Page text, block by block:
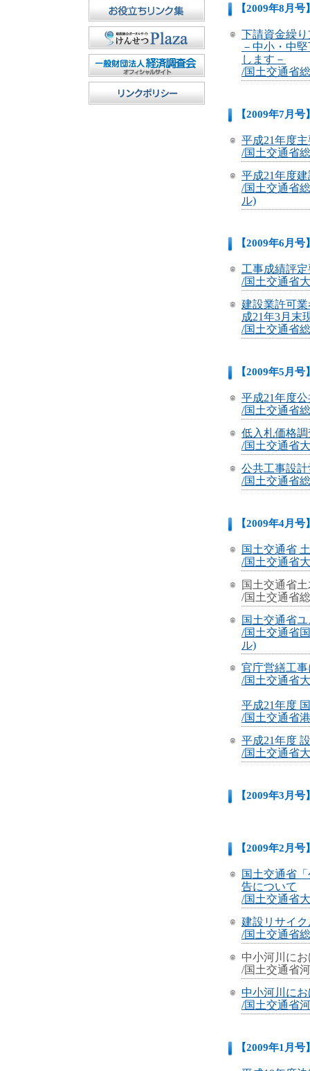
【2009年8月号
下請資金繰
－中小・中
します－
/国土交通省
【2009年7月号
平成21年度
/国土交通省
平成21年度
/国土交通省
ル)
【2009年6月号
工事成績評
/国土交通省
建設業許可
成21年3月末
/国土交通省
【2009年5月号
平成21年度
/国土交通省
低入札価格
/国土交通省
公共工事設
/国土交通省
【2009年4月号
国土交通省
/国土交通省
国土交通省
/国土交通省
国土交通省
/国土交通省
ル)
官庁営繕工
/国土交通省
平成21年度
/国土交通省
平成21年度
/国土交通省
【2009年3月号
【2009年2月号
国土交通省
告について
/国土交通省
建設リサイ
/国土交通省
中小河川に
/国土交通省
中小河川に
/国土交通省
【2009年1月号